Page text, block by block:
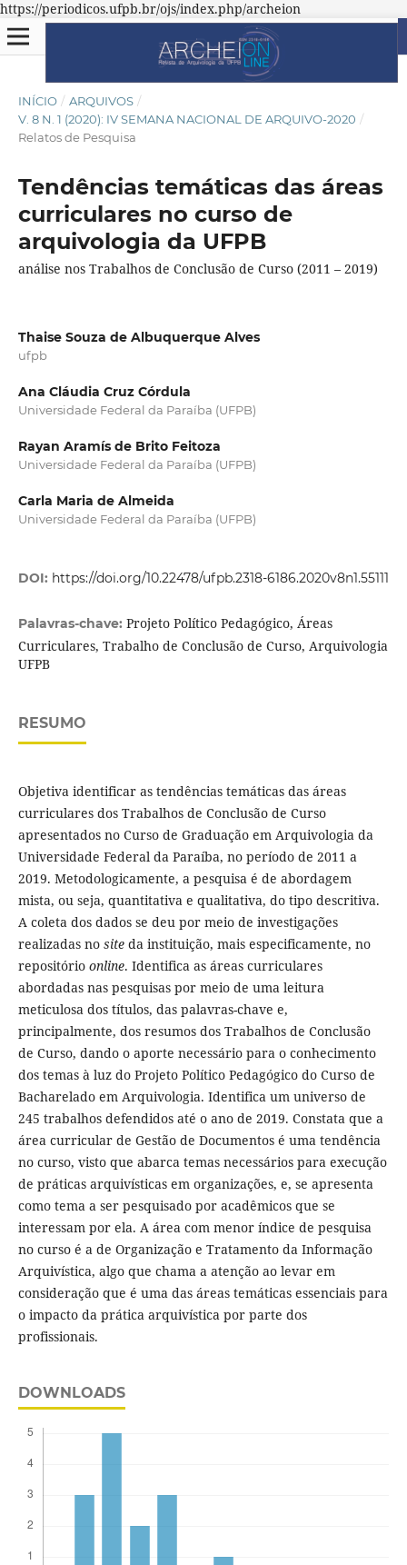
https://periodicos.ufpb.br/ojs/index.php/archeion
INÍCIO / ARQUIVOS /
V. 8 N. 1 (2020): IV SEMANA NACIONAL DE ARQUIVO-2020 /
Relatos de Pesquisa
Tendências temáticas das áreas
curriculares no curso de
arquivologia da UFPB
análise nos Trabalhos de Conclusão de Curso (2011 – 2019)
Thaise Souza de Albuquerque Alves
ufpb
Ana Cláudia Cruz Córdula
Universidade Federal da Paraíba (UFPB)
Rayan Aramís de Brito Feitoza
Universidade Federal da Paraíba (UFPB)
Carla Maria de Almeida
Universidade Federal da Paraíba (UFPB)
DOI: https://doi.org/10.22478/ufpb.2318-6186.2020v8n1.55111
Palavras-chave: Projeto Político Pedagógico, Áreas
Curriculares, Trabalho de Conclusão de Curso, Arquivologia
UFPB
RESUMO
Objetiva identificar as tendências temáticas das áreas
curriculares dos Trabalhos de Conclusão de Curso
apresentados no Curso de Graduação em Arquivologia da
Universidade Federal da Paraíba, no período de 2011 a
2019. Metodologicamente, a pesquisa é de abordagem
mista, ou seja, quantitativa e qualitativa, do tipo descritiva.
A coleta dos dados se deu por meio de investigações
realizadas no site da instituição, mais especificamente, no
repositório online. Identifica as áreas curriculares
abordadas nas pesquisas por meio de uma leitura
meticulosa dos títulos, das palavras-chave e,
principalmente, dos resumos dos Trabalhos de Conclusão
de Curso, dando o aporte necessário para o conhecimento
dos temas à luz do Projeto Político Pedagógico do Curso de
Bacharelado em Arquivologia. Identifica um universo de
245 trabalhos defendidos até o ano de 2019. Constata que a
área curricular de Gestão de Documentos é uma tendência
no curso, visto que abarca temas necessários para execução
de práticas arquivísticas em organizações, e, se apresenta
como tema a ser pesquisado por acadêmicos que se
interessam por ela. A área com menor índice de pesquisa
no curso é a de Organização e Tratamento da Informação
Arquivística, algo que chama a atenção ao levar em
consideração que é uma das áreas temáticas essenciais para
o impacto da prática arquivística por parte dos
profissionais.
DOWNLOADS